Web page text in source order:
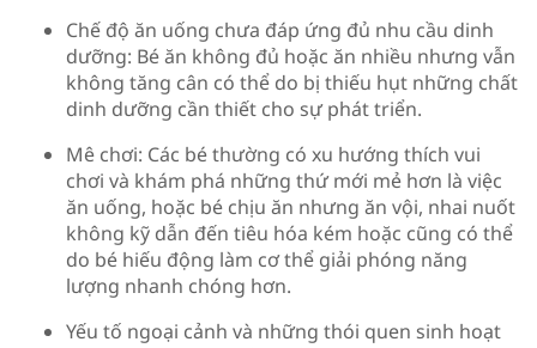
Chế độ ăn uống chưa đáp ứng đủ nhu cầu dinh
dưỡng: Bé ăn không đủ hoặc ăn nhiều nhưng vẫn
không tăng cân có thể do bị thiếu hụt những chất
dinh dưỡng cần thiết cho sự phát triển.
Mê chơi: Các bé thường có xu hướng thích vui
chơi và khám phá những thứ mới mẻ hơn là việc
ăn uống, hoặc bé chịu ăn nhưng ăn vội, nhai nuốt
không kỹ dẫn đến tiêu hóa kém hoặc cũng có thể
do bé hiếu động làm cơ thể giải phóng năng
lượng nhanh chóng hơn.
Yếu tố ngoại cảnh và những thói quen sinh hoạt